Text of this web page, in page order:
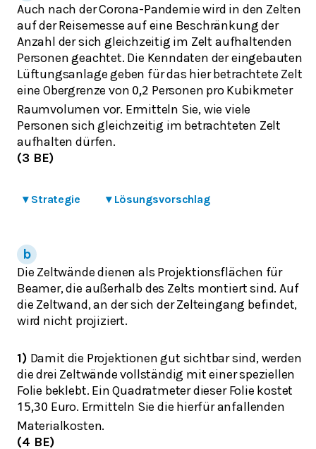
Auch nach der Corona-Pandemie wird in den Zelten
auf der Reisemesse auf eine Beschränkung der
Anzahl der sich gleichzeitig im Zelt aufhaltenden
Personen geachtet. Die Kenndaten der eingebauten
Lüftungsanlage geben für das hier betrachtete Zelt
eine Obergrenze von 0,2 Personen pro Kubikmeter
Raumvolumen vor. Ermitteln Sie, wie viele
Personen sich gleichzeitig im betrachteten Zelt
aufhalten dürfen.
(3 BE)
▾ Strategie ▾ Lösungsvorschlag
Die Zeltwände dienen als Projektionsflächen für
Beamer, die außerhalb des Zelts montiert sind. Auf
die Zeltwand, an der sich der Zelteingang befindet,
wird nicht projiziert.
1) Damit die Projektionen gut sichtbar sind, werden
die drei Zeltwände vollständig mit einer speziellen
Folie beklebt. Ein Quadratmeter dieser Folie kostet
15,30 Euro. Ermitteln Sie die hierfür anfallenden
Materialkosten.
(4 BE)